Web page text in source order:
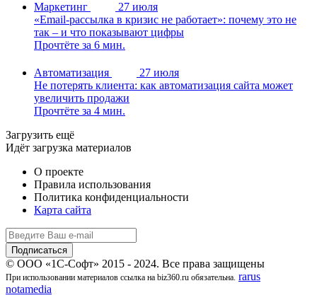
Маркетинг
27 июля
«Email-рассылка в кризис не работает»: почему это не
так – и что показывают цифры
Прочтёте за 6 мин.
Автоматизация
27 июля
Не потерять клиента: как автоматизация сайта может
увеличить продажи
Прочтёте за 4 мин.
Загрузить ещё
Идёт загрузка материалов
О проекте
Правила использования
Политика конфиденциальности
Карта сайта
© ООО «1С-Софт» 2015 - 2024. Все права защищены
При использовании материалов ссылка на biz360.ru обязательна. rarus
notamedia